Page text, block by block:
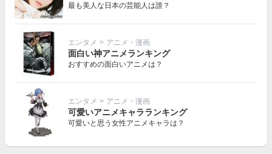
最も美人な日本の芸能人は誰？
エンタメ > アニメ・漫画
面白い神アニメランキング
おすすめの面白いアニメは？
エンタメ > アニメ・漫画
可愛いアニメキャラランキング
可愛いと思う女性アニメキャラは？